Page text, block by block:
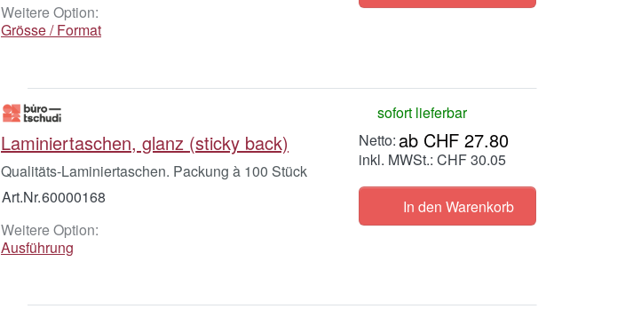
Weitere Option:
Grösse / Format
Laminiertaschen, glanz (sticky back)
Qualitäts-Laminiertaschen. Packung à 100 Stück
Art.Nr.60000168
Weitere Option:
Ausführung
sofort lieferbar
ab CHF 27.80
inkl. MWSt.: CHF 30.05
In den Warenkorb